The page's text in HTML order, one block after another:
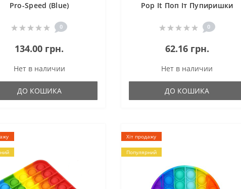
Pro-Speed (Blue)
0
134.00 грн.
Нет в наличии
ДО КОШИКА
Pop It Поп Іт Пупиришки
міхур
0
62.16 грн.
Нет в наличии
ДО КОШИКА
Хіт продажу
Популярний